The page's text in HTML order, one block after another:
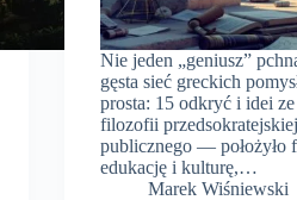
Nie jeden „geniusz”
gęsta sieć greckich
prosta: 15 odkryć i idei
filozofii
publicznego — położyło
edukację i kulturę,…
Marek Wiśniewski